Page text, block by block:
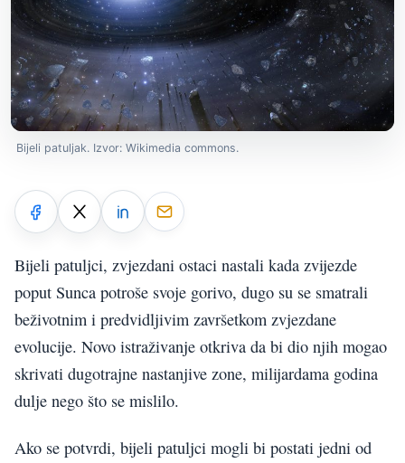
Bijeli patuljak. Izvor: Wikimedia commons.
Bijeli patuljci, zvjezdani ostaci nastali kada zvijezde
poput Sunca potroše svoje gorivo, dugo su se smatrali
beživotnim i predvidljivim završetkom zvjezdane
evolucije. Novo istraživanje otkriva da bi dio njih mogao
skrivati dugotrajne nastanjive zone, milijardama godina
dulje nego što se mislilo.
Ako se potvrdi, bijeli patuljci mogli bi postati jedni od